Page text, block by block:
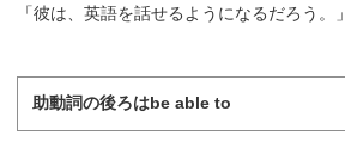
「彼は、英語を話せるようになるだろう。」
助動詞の後ろはbe able to